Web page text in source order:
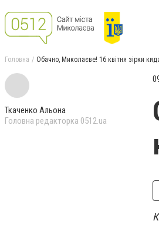
Головна Обачно, Миколаєве! 16 квітня зірки
Ткаченко Альона
Головна редакторка 0512.ua